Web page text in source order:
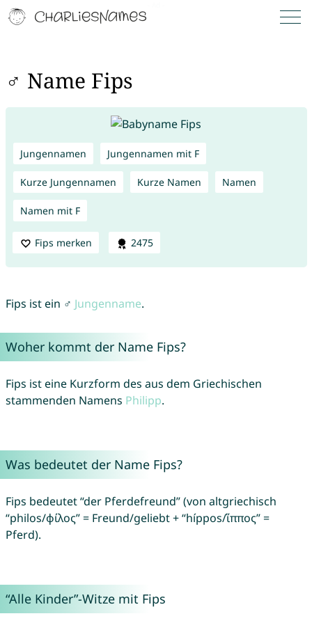
♂ Name Fips
Jungennamen Jungennamen mit F
Kurze Jungennamen Kurze Namen Namen
Namen mit F
Fips merken 2475
Fips ist ein ♂ Jungenname.
Woher kommt der Name Fips?
Fips ist eine Kurzform des aus dem Griechischen
stammenden Namens Philipp.
Was bedeutet der Name Fips?
Fips bedeutet “der Pferdefreund” (von altgriechisch
“philos/φίλος” = Freund/geliebt + “híppos/ἵππος” =
Pferd).
“Alle Kinder”-Witze mit Fips